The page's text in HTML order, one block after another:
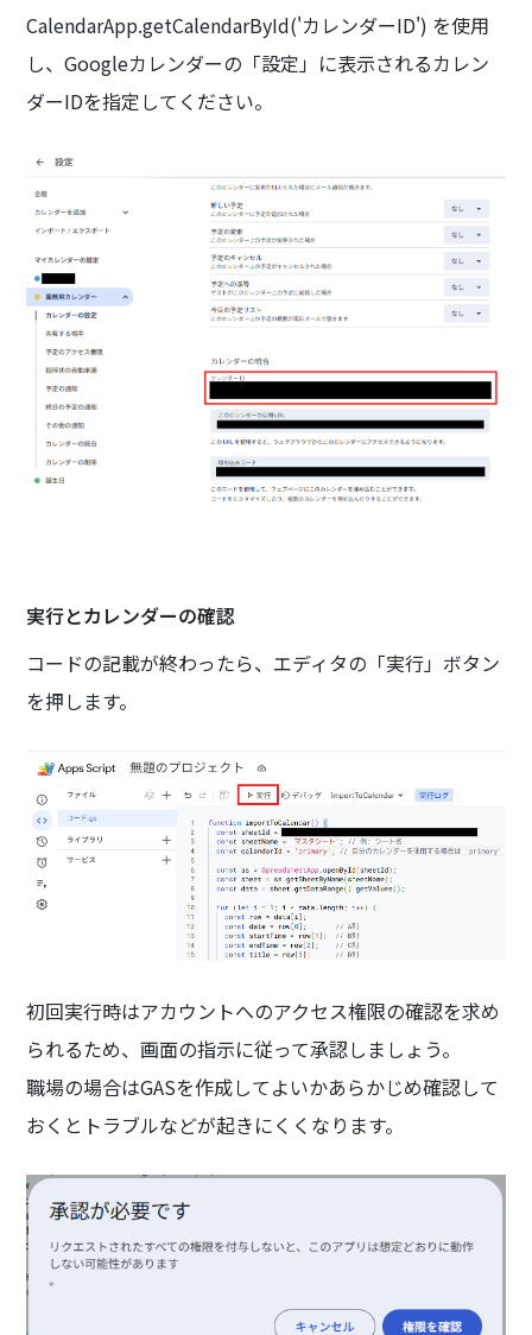
CalendarApp.getCalendarById('カレンダーID') を使用
し、Googleカレンダーの「設定」に表示されるカレン
ダーIDを指定してください。
実行とカレンダーの確認
コードの記載が終わったら、エディタの「実行」ボタン
を押します。
初回実行時はアカウントへのアクセス権限の確認を求め
られるため、画面の指示に従って承認しましょう。
職場の場合はGASを作成してよいかあらかじめ確認して
おくとトラブルなどが起きにくくなります。